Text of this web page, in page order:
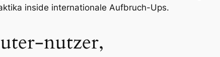
inside internationale Aufbruch-Ups.
nutzer,